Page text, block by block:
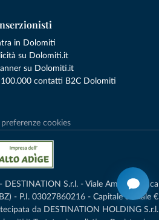
in Dolomiti
su Dolomiti.it
su Dolomiti.it
100.000 contatti B2C Dolomiti
preferenze cookies
S.r.l. - Viale Amedeo Duca
- P.I. 03027860216 - Capitale Sociale €
da DESTINATION HOLDING S.r.l.